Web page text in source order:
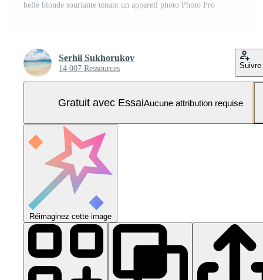
belle blonde souriante tenant un appareil photo Photo Pro
Serhii Sukhorukov
14 007 Ressources Suivre
Gratuit avec EssaiAucune attribution requise
Réimaginez cette image